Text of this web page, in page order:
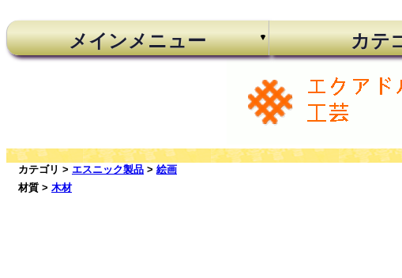
メインメニュー カテ
カテゴリ > エスニック製品 > 絵画
材質 > 木材